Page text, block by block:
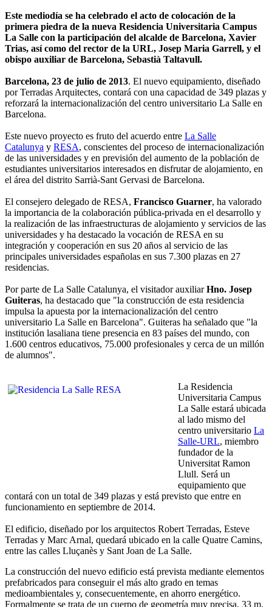
Este mediodía se ha celebrado el acto de colocación de la
primera piedra de la nueva Residencia Universitaria Campus
La Salle con la participación del alcalde de Barcelona, Xavier
Trias, así como del rector de la URL, Josep Maria Garrell, y el
obispo auxiliar de Barcelona, Sebastià Taltavull.
Barcelona, 23 de julio de 2013. El nuevo equipamiento, diseñado
por Terradas Arquitectes, contará con una capacidad de 349 plazas y
reforzará la internacionalización del centro universitario La Salle en
Barcelona.
Este nuevo proyecto es fruto del acuerdo entre La Salle
Catalunya y RESA, conscientes del proceso de internacionalización
de las universidades y en previsión del aumento de la población de
estudiantes universitarios interesados en disfrutar de alojamiento, en
el área del distrito Sarrià-Sant Gervasi de Barcelona.
El consejero delegado de RESA, Francisco Guarner, ha valorado
la importancia de la colaboración pública-privada en el desarrollo y
la realización de las infraestructuras de alojamiento y servicios de las
universidades y ha destacado la vocación de RESA en su
integración y cooperación en sus 20 años al servicio de las
principales universidades españolas en sus 7.300 plazas en 27
residencias.
Por parte de La Salle Catalunya, el visitador auxiliarHno. Josep
Guiteras, ha destacado que "la construcción de esta residencia
impulsa la apuesta por la internacionalización del centro
universitario La Salle en Barcelona". Guiteras ha señalado que "la
institución lasaliana tiene presencia en 83 países del mundo, con
1.600 centros educativos, 75.000 profesionales y cerca de un millón
de alumnos".
La Residencia
Universitaria Campus
La Salle estará ubicada
al lado mismo del
centro universitario La
Salle-URL, miembro
fundador de la
Universitat Ramon
Llull. Será un
equipamiento que
contará con un total de 349 plazas y está previsto que entre en
funcionamiento en septiembre de 2014.
El edificio, diseñado por los arquitectos Robert Terradas, Esteve
Terradas y Marc Arnal, quedará ubicado en la calle Quatre Camins,
entre las calles Lluçanès y Sant Joan de La Salle.
La construcción del nuevo edificio está prevista mediante elementos
prefabricados para conseguir el más alto grado en temas
medioambientales y, consecuentemente, en ahorro energético.
Formalmente se trata de un cuerpo de geometría muy precisa, 33 m.